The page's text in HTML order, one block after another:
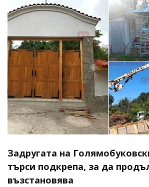
Задругата на
търси подкрепа, за да
възстановява